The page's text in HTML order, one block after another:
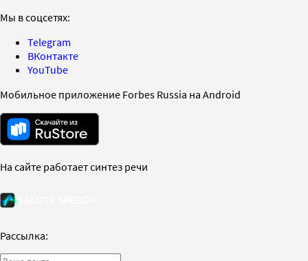
Мы в соцсетях:
Telegram
ВКонтакте
YouTube
Мобильное приложение Forbes Russia на Android
На сайте работает синтез речи
Рассылка: